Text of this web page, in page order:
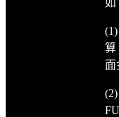
(1)
算
面
(2)